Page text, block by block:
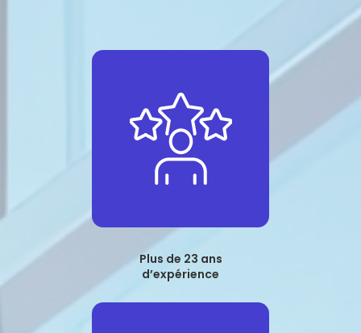
Plus de 23 ans
d’expérience